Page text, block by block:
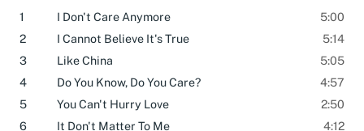
1 I Don't Care Anymore
5:00
2
I Cannot Believe It's True
5:14
3
Like China
5:05
4
Do You Know, Do You Care?
4:57
5
You Can't Hurry Love
2:50
6
It Don't Matter To Me 4:12